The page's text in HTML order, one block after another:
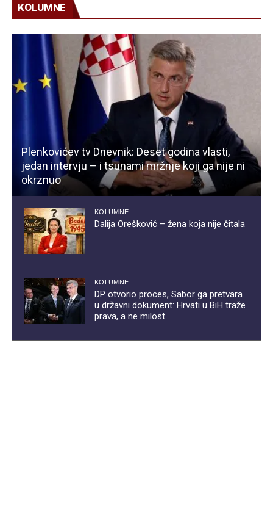
KOLUMNE
Plenkovićev tv Dnevnik: Deset godina vlasti,
jedan intervju – i tsunami mržnje koji ga nije ni
okrznuo
KOLUMNE
Dalija Orešković – žena koja nije čitala
KOLUMNE
DP otvorio proces, Sabor ga pretvara
u državni dokument: Hrvati u BiH traže
prava, a ne milost